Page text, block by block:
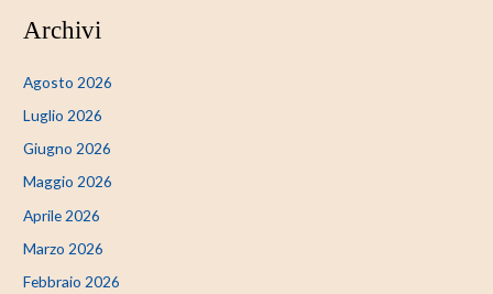
Archivi
Agosto 2026
Luglio 2026
Giugno 2026
Maggio 2026
Aprile 2026
Marzo 2026
Febbraio 2026